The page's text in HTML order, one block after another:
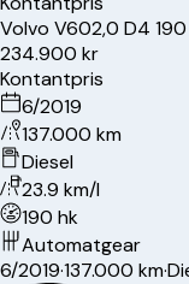
Volvo V602,0 D4
234.900 kr
Kontantpris
6/2019
137.000 km
Diesel
23.9 km/l
190 hk
Automatgear
6/2019·137.000 km·